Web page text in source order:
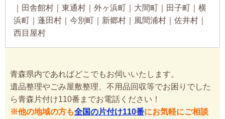
｜田舎館村｜東通村｜外ヶ浜町｜大間町｜田子町｜横
浜町｜蓬田村｜今別町｜新郷村｜風間浦村｜佐井村｜
西目屋村
青森県内であればどこでもお伺いいたします。
遺品整理やごみ屋敷整理、不用品回収等でお困りでした
ら青森片付け110番までお電話ください！
※他の地域の方も全国の片付け110番にお気軽にご相談